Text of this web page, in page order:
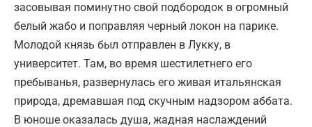
засовывая поминутно свой подбородок в огромный
белый жабо и поправляя черный локон на парике.
Молодой князь был отправлен в Лукку, в
университет. Там, во время шестилетнего его
пребыванья, развернулась его живая итальянская
природа, дремавшая под скучным надзором аббата.
В юноше оказалась душа, жадная наслаждений